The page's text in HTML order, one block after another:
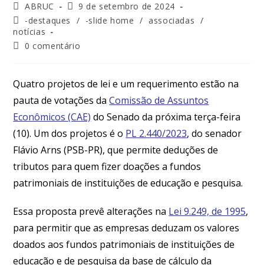
ABRUC
9 de setembro de 2024
-destaques
/ -slide home / associadas /
notícias
0 comentário
Quatro projetos de lei e um requerimento estão na
pauta de votações daComissão de Assuntos
Econômicos (CAE) do Senado da próxima terça-feira
(10). Um dos projetos é o PL 2.440/2023, do senador
Flávio Arns (PSB-PR), que permite deduções de
tributos para quem fizer doações a fundos
patrimoniais de instituições de educação e pesquisa.
Essa proposta prevê alterações na Lei 9.249, de 1995,
para permitir que as empresas deduzam os valores
doados aos fundos patrimoniais de instituições de
educação e de pesquisa da base de cálculo da